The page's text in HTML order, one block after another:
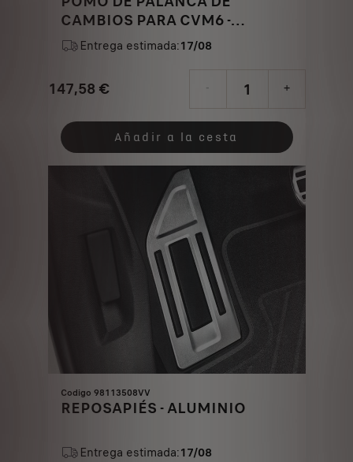
CAMBIOS PARA CVM6 -
AMARILLO PEGASO EN ZAMAK
CROMO SATINADO
Entrega estimada:17/08
147,58 €
Price
147,58
- +
Quantity
updated
Añadir a la cesta
Codigo 98113508VV
REPOSAPIÉS - ALUMINIO
Entrega estimada:17/08